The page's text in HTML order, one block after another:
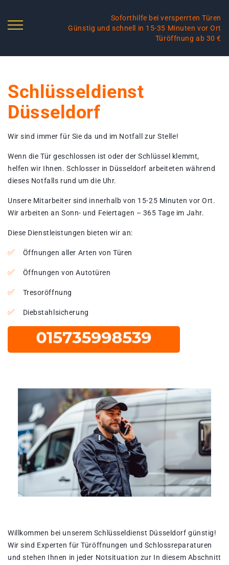
Soforthilfe bei versperrten Türen
Günstig und schnell in 15-35 Minuten vor Ort
Türöffnung ab 30 €
Schlüsseldienst
Düsseldorf
Wir sind immer für Sie da und im Notfall zur Stelle!
Wenn die Tür geschlossen ist oder der Schlüssel klemmt,
helfen wir Ihnen. Schlosser in Düsseldorf arbeiteten während
dieses Notfalls rund um die Uhr.
Unsere Mitarbeiter sind innerhalb von 15-25 Minuten vor Ort.
Wir arbeiten an Sonn- und Feiertagen – 365 Tage im Jahr.
Diese Dienstleistungen bieten wir an:
Öffnungen aller Arten von Türen
Öffnungen von Autotüren
Tresoröffnung
Diebstahlsicherung
Willkommen bei unserem Schlüsseldienst Düsseldorf günstig!​
Wir sind Experten für Türöffnungen und Schlossreparaturen
und stehen Ihnen in jeder Notsituation zur In diesem Abschnitt